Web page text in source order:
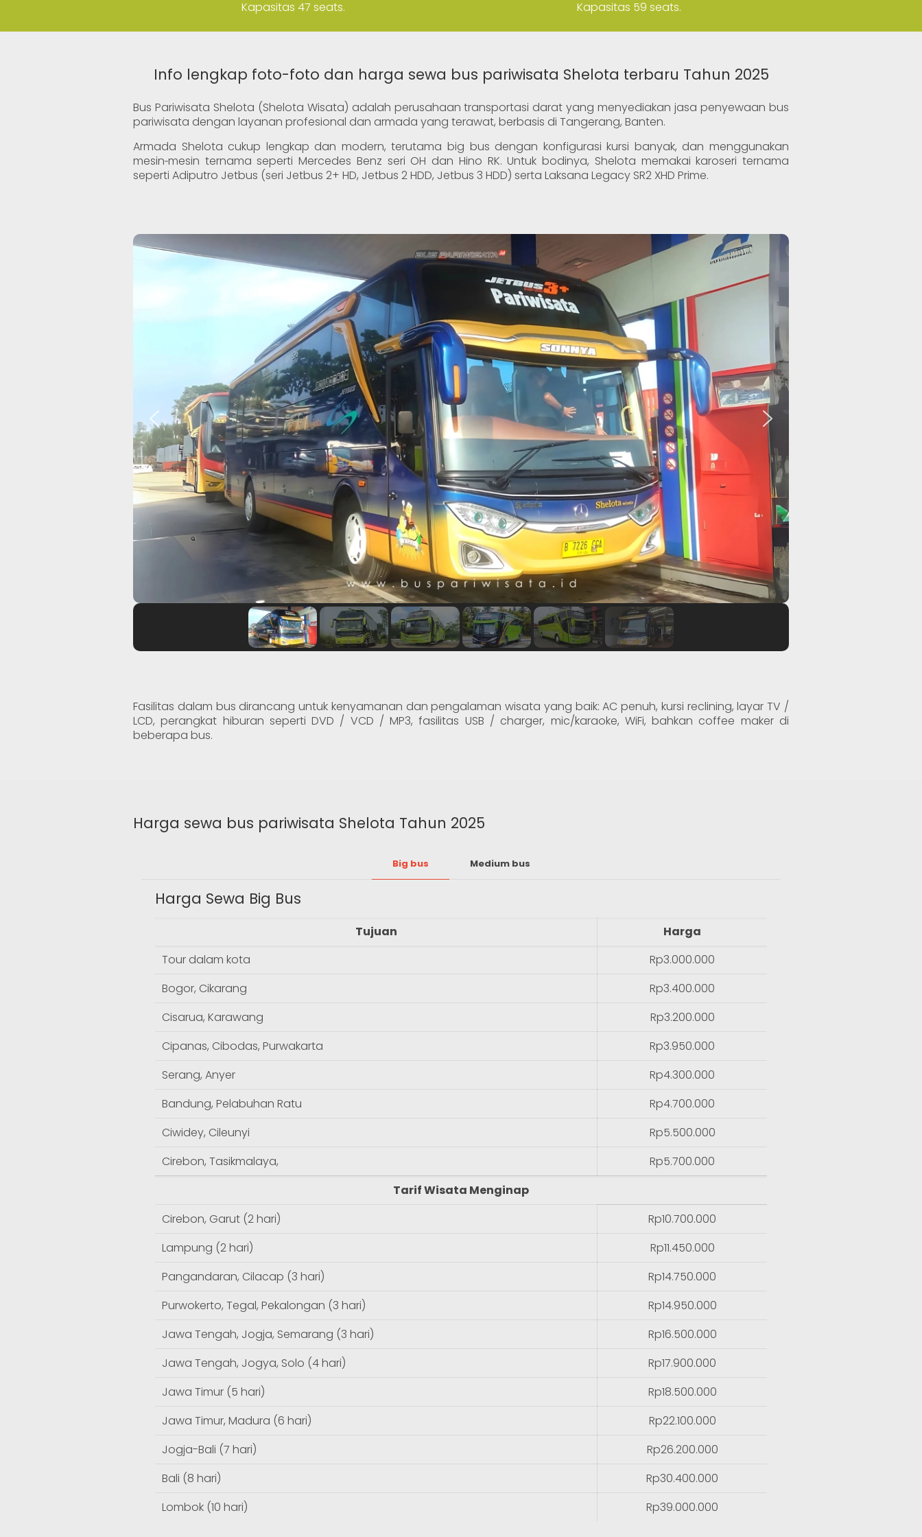
Kapasitas 47 seats. Kapasitas 59 seats.
Info lengkap foto-foto dan harga sewa bus pariwisata Shelota terbaru Tahun 2025
Bus Pariwisata Shelota (Shelota Wisata) adalah perusahaan transportasi darat yang menyediakan jasa penyewaan bus
pariwisata dengan layanan profesional dan armada yang terawat, berbasis di Tangerang, Banten.
Armada Shelota cukup lengkap dan modern, terutama big bus dengan konfigurasi kursi banyak, dan menggunakan
mesin‐mesin ternama seperti Mercedes Benz seri OH dan Hino RK. Untuk bodinya, Shelota memakai karoseri ternama
seperti Adiputro Jetbus (seri Jetbus 2+ HD, Jetbus 2 HDD, Jetbus 3 HDD) serta Laksana Legacy SR2 XHD Prime.
Fasilitas dalam bus dirancang untuk kenyamanan dan pengalaman wisata yang baik: AC penuh, kursi reclining, layar TV /
LCD, perangkat hiburan seperti DVD / VCD / MP3, fasilitas USB / charger, mic/karaoke, WiFi, bahkan coffee maker di
beberapa bus.
Harga sewa bus pariwisata Shelota Tahun 2025
Big bus Medium bus
Harga Sewa Big Bus
Tujuan
Harga
Tour dalam kota
Rp3.000.000
Bogor, Cikarang
Rp3.400.000
Cisarua, Karawang
Rp3.200.000
Cipanas, Cibodas, Purwakarta
Rp3.950.000
Serang, Anyer
Rp4.300.000
Bandung, Pelabuhan Ratu
Rp4.700.000
Ciwidey, Cileunyi
Rp5.500.000
Cirebon, Tasikmalaya,
Rp5.700.000
Tarif Wisata Menginap
Cirebon, Garut (2 hari)
Rp10.700.000
Lampung (2 hari)
Rp11.450.000
Pangandaran, Cilacap (3 hari)
Rp14.750.000
Purwokerto, Tegal, Pekalongan (3 hari)
Rp14.950.000
Jawa Tengah, Jogja, Semarang (3 hari)
Rp16.500.000
Jawa Tengah, Jogya, Solo (4 hari)
Rp17.900.000
Jawa Timur (5 hari)
Rp18.500.000
Jawa Timur, Madura (6 hari)
Rp22.100.000
Jogja-Bali (7 hari)
Rp26.200.000
Bali (8 hari)
Rp30.400.000
Lombok (10 hari)
Rp39.000.000